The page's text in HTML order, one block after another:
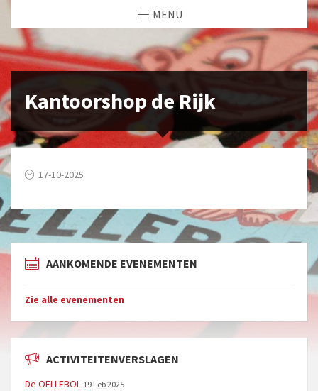
MENU
Kantoorshop de Rijk
17-10-2025
AANKOMENDE EVENEMENTEN
Zie alle evenementen
ACTIVITEITENVERSLAGEN
De OELLEBOL 19 Feb 2025